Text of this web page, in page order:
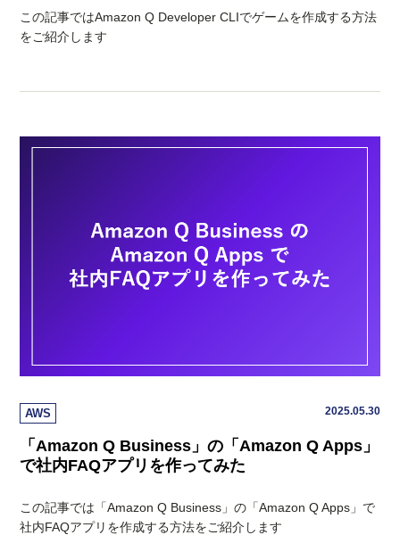
この記事ではAmazon Q Developer CLIでゲームを作成する方法
をご紹介します
AWS 2025.05.30
「Amazon Q Business」の「Amazon Q Apps」
で社内FAQアプリを作ってみた
この記事では「Amazon Q Business」の「Amazon Q Apps」で
社内FAQアプリを作成する方法をご紹介します